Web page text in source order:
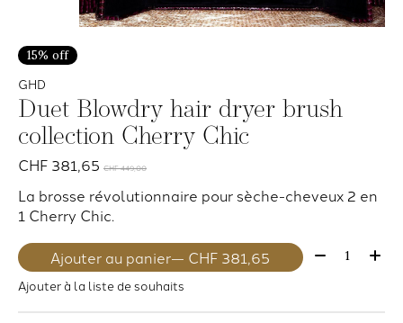
15% off
GHD
Duet Blowdry hair dryer brush
collection Cherry Chic
CHF 381,65 CHF 449,00
La brosse révolutionnaire pour sèche-cheveux 2 en
1 Cherry Chic.
Ajouter au panier — CHF 381,65 Quantité:
Ajouter à la liste de souhaits